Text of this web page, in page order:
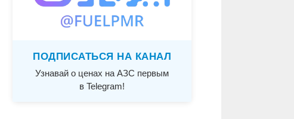
ПОДПИСАТЬСЯ НА КАНАЛ
Узнавай о ценах на АЗС первым
в Telegram!